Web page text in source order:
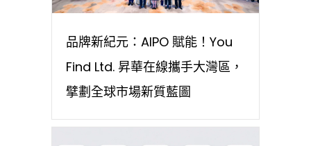
品牌新紀元：AIPO 賦能！You
Find Ltd. 昇華在線攜手大灣區，
擘劃全球市場新質藍圖